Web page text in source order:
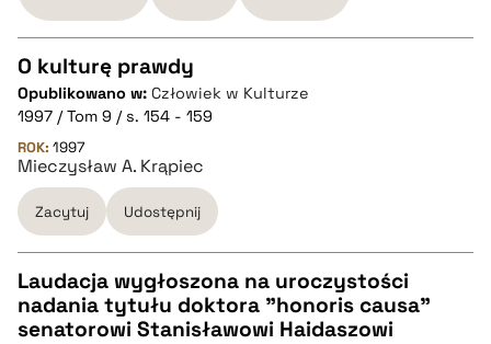
pobierz cytat
CZYSTY TEKST
pobierz cytat
BIBTEX
pobierz cytat
O kulturę prawdy
Opublikowano w: Człowiek w Kulturze
1997 / Tom 9 / s. 154 - 159
ROK: 1997
Mieczysław A. Krąpiec
Zacytuj Udostępnij
CZYSTY TEKST
Laudacja wygłoszona na uroczystości
nadania tytułu doktora "honoris causa"
senatorowi Stanisławowi Haidaszowi